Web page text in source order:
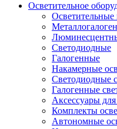
Осветительное
Светодиодные
Галогенные
Накамерные
Светодиодные
Галогенные
Аксессуары
Комплекты
Автономные